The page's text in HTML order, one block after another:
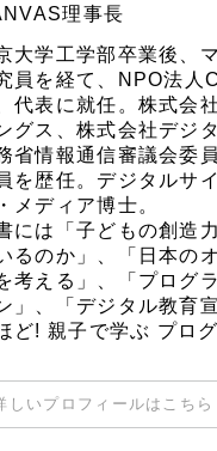
理事長
大学工学部卒業後、
員を経て、NPO法人
代表に就任。株式会
グス、株式会社デジ
省情報通信審議会委
を歴任。デジタルサ
メディア博士。
には「子どもの創造
るのか」、「日本の
考える」、「プログ
」、「デジタル教育
ど! 親子で学ぶ プロ
しいプロフィールはこち